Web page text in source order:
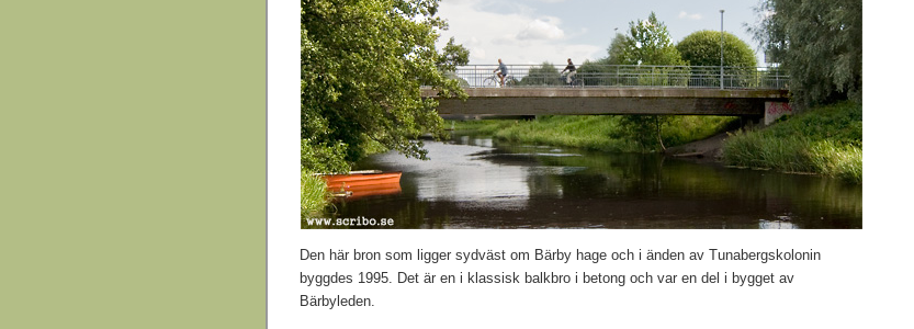
Den här bron som ligger sydväst om Bärby hage och i änden av Tunabergskolonin
byggdes 1995. Det är en i klassisk balkbro i betong och var en del i bygget av
Bärbyleden.